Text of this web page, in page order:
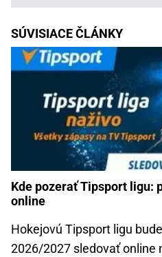
SÚVISIACE ČLÁNKY
Kde pozerať Tipsport ligu:
online
Hokejovú Tipsport ligu
2026/2027 sledovať online